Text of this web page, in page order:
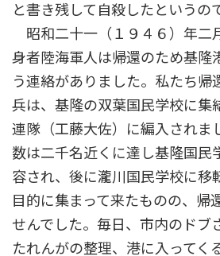
と書き残して自殺したというの
昭和二十一（１９４６）年二
身者陸海軍人は帰還のため基隆
う連絡がありました。私たち帰
兵は、基隆の双葉国民学校に集
連隊（工藤大佐）に編入されま
数は二千名近くに達し基隆国民
容され、後に瀧川国民学校に移
目的に集まって来たものの、帰
せんでした。毎日、市内のドブ
たれんがの整理、港に入ってく